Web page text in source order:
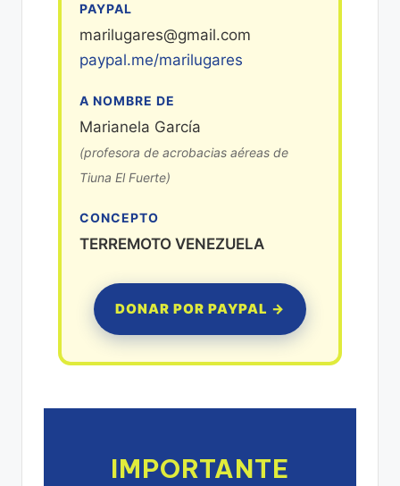
PAYPAL
marilugares@gmail.com
paypal.me/marilugares
A NOMBRE DE
Marianela García
(profesora de acrobacias aéreas de
Tiuna El Fuerte)
CONCEPTO
TERREMOTO VENEZUELA
DONAR POR PAYPAL →
IMPORTANTE